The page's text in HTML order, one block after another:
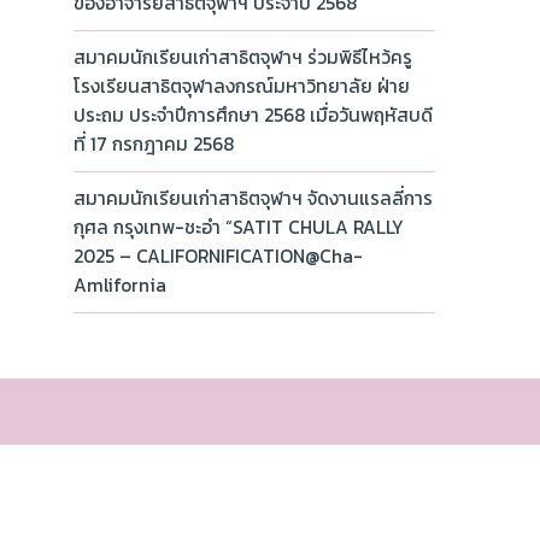
สมาคมนักเรียนเก่าสาธิตจุฬาฯ ร่วมพิธีไหว้ครู
โรงเรียนสาธิตจุฬาลงกรณ์มหาวิทยาลัย ฝ่าย
ประถม ประจำปีการศึกษา 2568 เมื่อวันพฤหัสบดี
ที่ 17 กรกฎาคม 2568
สมาคมนักเรียนเก่าสาธิตจุฬาฯ จัดงานแรลลี่การ
กุศล กรุงเทพ-ชะอำ “SATIT CHULA RALLY
2025 – CALIFORNIFICATION@Cha-
Amlifornia